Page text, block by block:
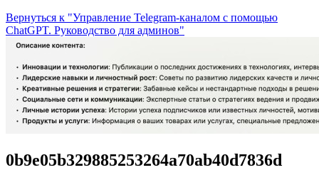
Вернуться к "Управление Telegram-каналом с помощью
ChatGPT. Руководство для админов"
0b9e05b329885253264a70ab40d7836d